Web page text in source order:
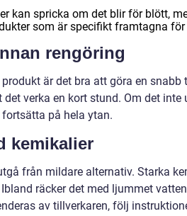
kan spricka om det blir för blött,
som är specifikt framtagna
rengöring
är det bra att göra en
verka en kort stund. Om det
på hela ytan.
kemikalier
från mildare alternativ. Starka
räcker det med ljummet
av tillverkaren, följ